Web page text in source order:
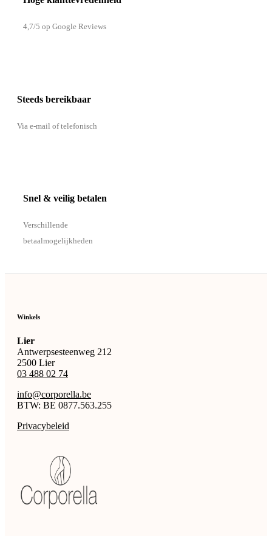
4,7/5 op Google Reviews
Steeds bereikbaar
Via e-mail of telefonisch
Snel & veilig betalen
Verschillende
betaalmogelijkheden
Winkels
Lier
Antwerpsesteenweg 212
2500 Lier
03 488 02 74
info@corporella.be
BTW: BE 0877.563.255
Privacybeleid